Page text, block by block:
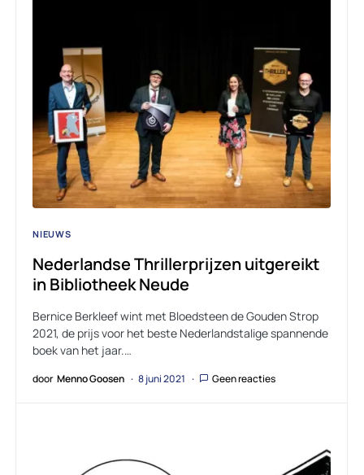
NIEUWS
Nederlandse Thrillerprijzen uitgereikt
in Bibliotheek Neude
Bernice Berkleef wint met Bloedsteen de Gouden Strop
2021, de prijs voor het beste Nederlandstalige spannende
boek van het jaar.…
door Menno Goosen 8 juni 2021 Geen reacties